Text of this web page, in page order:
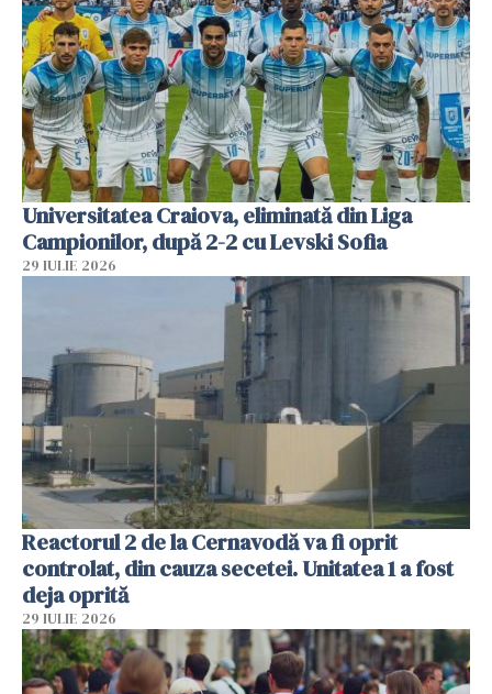
Universitatea Craiova, eliminată din Liga
Campionilor, după 2-2 cu Levski Sofia
29 IULIE 2026
Reactorul 2 de la Cernavodă va fi oprit
controlat, din cauza secetei. Unitatea 1 a fost
deja oprită
29 IULIE 2026